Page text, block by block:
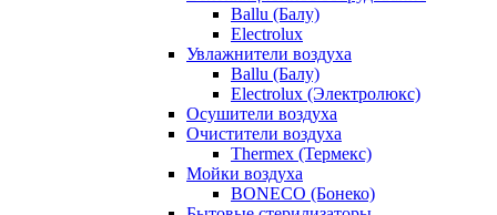
Ballu (Балу)
Electrolux
Увлажнители воздуха
Ballu (Балу)
Electrolux (Электролюкс)
Осушители воздуха
Очистители воздуха
Thermex (Термекс)
Мойки воздуха
BONECO (Бонеко)